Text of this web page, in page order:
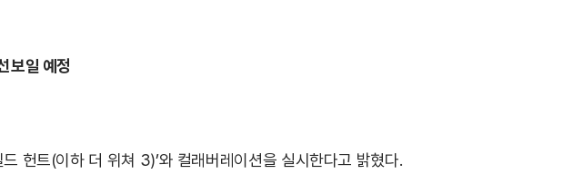
보일 예정
헌트(이하 더 위쳐 3)’와 컬래버레이션을 실시한다고 밝혔다.